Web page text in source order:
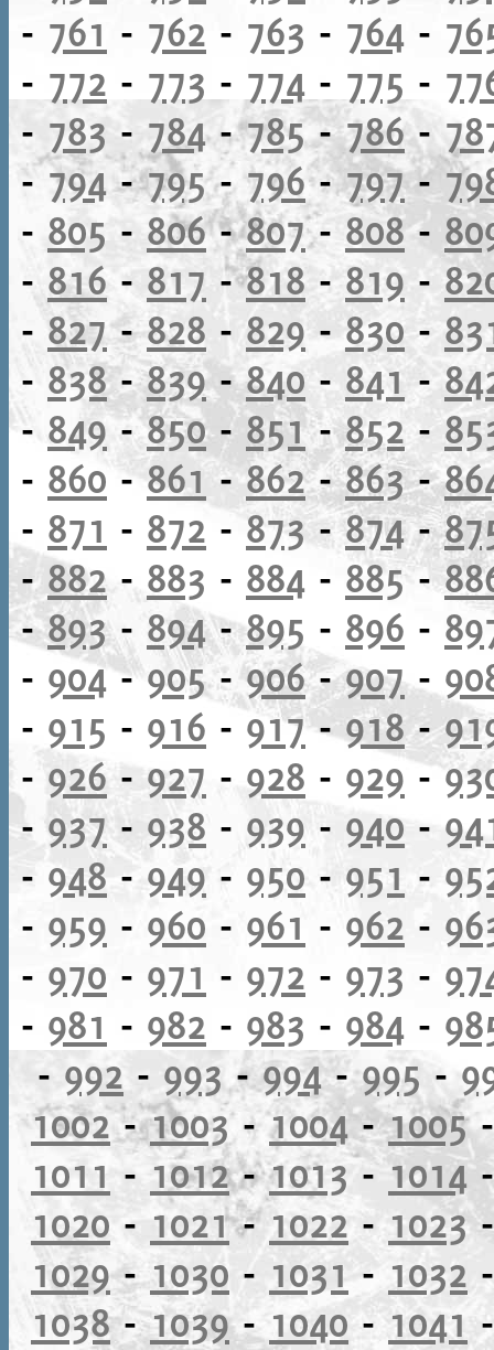
- 761 - 762 - 763 - 764 -
- 772 - 773 - 774 - 775 -
- 783 - 784-785-786-
-794-795-796-797-
- 805 - 806-807- 808-
- 816 - 817 -818-819 -
- 827-828 - 829-830 -
- 838-839-840 - 841 -
- 849 -850-851-852-
- 860 -861 -862-863-
- 871 - 872 - 873-874-
- 882- 883 - 884 - 885-
-893- 894-895 - 896 -
- 904-905-906-907-
- 915 - 916 - 917-918-
- 926-927 - 928 - 929-
-937- 938 - 939- 940 -
- 948- 949 - 950 - 951 -
- 959 - 960 - 961 - 962 -
- 970 - 971 - 972 - 973 -
- 981 - 982 - 983 - 984 -
- 992 - 993 -994-995 -
1002-1003-1004-1005
1011 - 1012-1013-1014
1020 - 1021-1022- 1023
1029-1030 - 1031- 1032
1038-1039-1040- 1041